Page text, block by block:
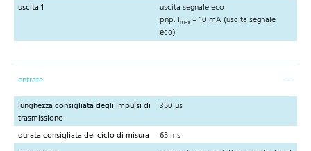
uscita 1
uscita segnale eco
pnp: Imax = 10 mA (uscita segnale
eco)
entrate
lunghezza consigliata degli impulsi di
trasmissione
350 µs
durata consigliata del ciclo di misura
65 ms